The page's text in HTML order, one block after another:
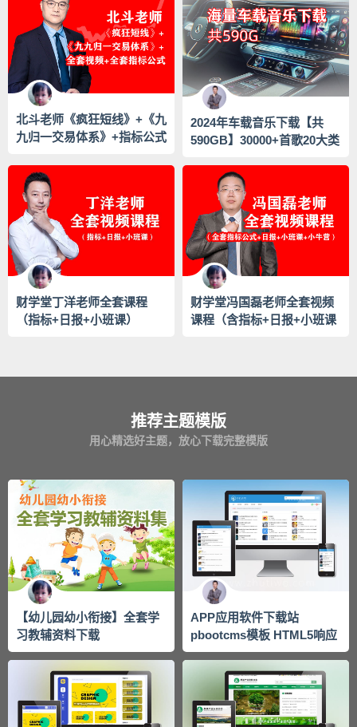
北斗老师《疯狂短线》+《九
九归一交易体系》+指标公式
2024年车载音乐下载【共
590GB】30000+首歌20大类
财学堂丁洋老师全套课程
（指标+日报+小班课）
财学堂冯国磊老师全套视频
课程（含指标+日报+小班课
推荐主题模版
用心精选好主题，放心下载完整模版
【幼儿园幼小衔接】全套学
习教辅资料下载
APP应用软件下载站
pbootcms模板 HTML5响应
式手机软件下载网站源码